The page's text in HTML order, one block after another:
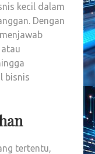
kecil dalam
Dengan
bisnis
tertentu,